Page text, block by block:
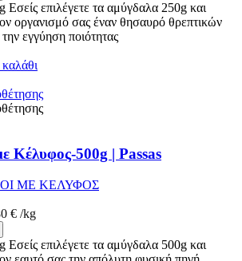
επιλέγετε τα αμύγδαλα 250g και
οργανισμό σας έναν θησαυρό θρεπτικών
εγγύηση ποιότητας
Κέλυφος-500g | Passas
ΜΕ ΚΕΛΥΦΟΣ
€ /kg
επιλέγετε τα αμύγδαλα 500g και